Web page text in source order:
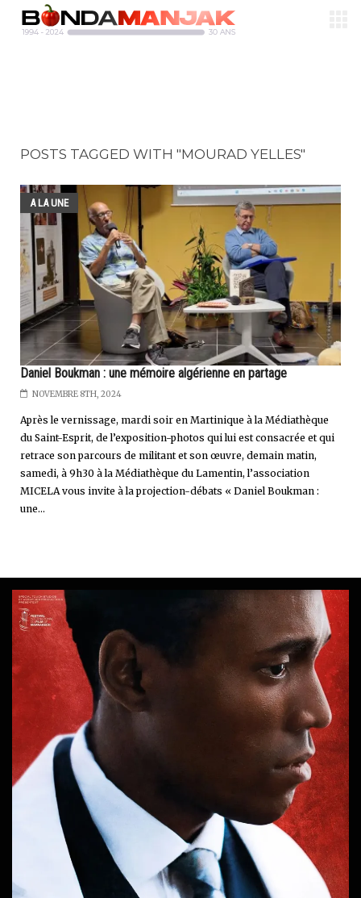
POSTS TAGGED WITH "MOURAD YELLES"
A LA UNE
Daniel Boukman : une mémoire algérienne en partage
NOVEMBRE 8TH, 2024
Après le vernissage, mardi soir en Martinique à la Médiathèque
du Saint-Esprit, de l’exposition-photos qui lui est consacrée et qui
retrace son parcours de militant et son œuvre, demain matin,
samedi, à 9h30 à la Médiathèque du Lamentin, l’association
MICELA vous invite à la projection-débats « Daniel Boukman :
une...